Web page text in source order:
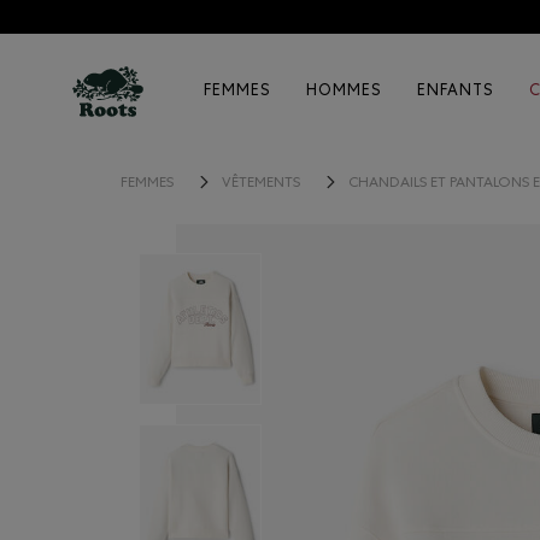
FEMMES HOMMES ENFANTS
FEMMES VÊTEMENTS CHANDAILS ET PANTALONS